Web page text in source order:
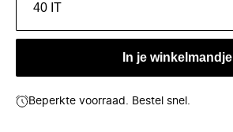
40 IT
In je winkelmandje
Beperkte voorraad. Bestel snel.